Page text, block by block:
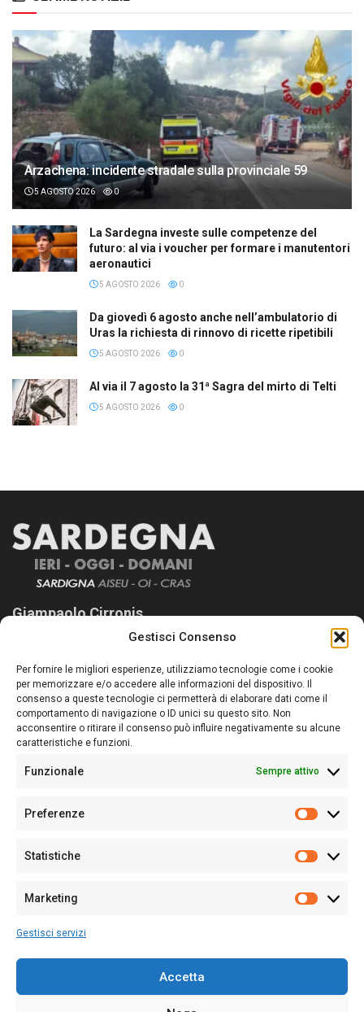
Gestisci Consenso
Per fornire le migliori esperienze, utilizziamo tecnologie come i cookie
per memorizzare e/o accedere alle informazioni del dispositivo. Il
consenso a queste tecnologie ci permetterà di elaborare dati come il
comportamento di navigazione o ID unici su questo sito. Non
acconsentire o ritirare il consenso può influire negativamente su alcune
caratteristiche e funzioni.
Funzionale Sempre attivo
Preferenze
Statistiche
Marketing
Gestisci servizi
Accetta
Arzachena: incidente stradale sulla provinciale 59
5 AGOSTO 2026 0
La Sardegna investe sulle competenze del
futuro: al via i voucher per formare i manutentori
aeronautici
5 AGOSTO 2026 0
Da giovedì 6 agosto anche nell’ambulatorio di
Uras la richiesta di rinnovo di ricette ripetibili
5 AGOSTO 2026 0
Al via il 7 agosto la 31ª Sagra del mirto di Telti
5 AGOSTO 2026 0
Giampaolo Cirronis
Sardegna Ieri-Oggi-Domani nasce per informare “liberamente” i
lettori su quanto accade in Sardegna, con un occhio rivolto al
nostro passato e, soprattutto, al nostro futuro
Follow Us
Sede:Via Cristoforo Colombo 09013 Carbonia
Partita IVA02270380922
128/2020 del 10/02/2020
Per la Pubblicità: